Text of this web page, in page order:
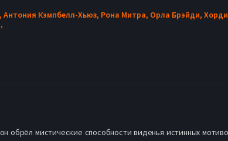
Антония Кэмпбелл-Хьюз, Рона Митра, Орла Брэйди,
обрёл мистические способности виденья истинных